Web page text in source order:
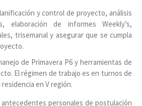
y control de proyecto, análisis
elaboración de informes Weekly’s,
trisemanal y asegurar que se cumpla
de Primavera P6 y herramientas de
El régimen de trabajo es en turnos de
en V región.
personales de postulación